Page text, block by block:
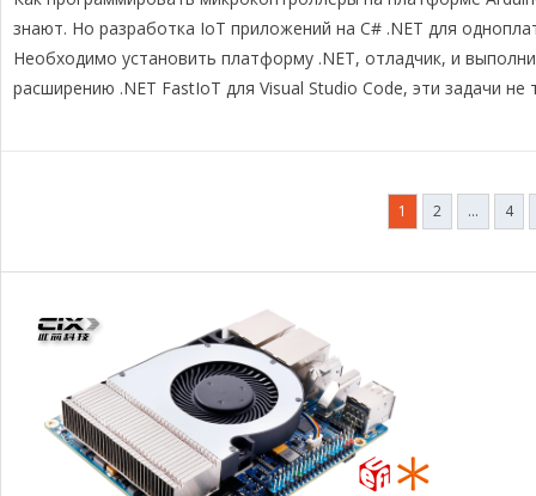
e
g
r
e
b
o
e
a
d
y
L
i
р
а
в
знают. Но разработка IoT приложений на C# .NET для
Необходимо установить платформу .NET, отладчик, и
расширению .NET FastIoT для Visual Studio Code, эти задачи
1 2 … 4